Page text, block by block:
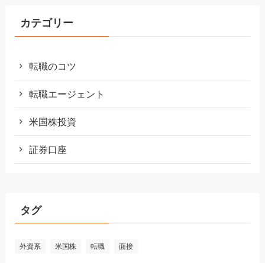
カテゴリー
転職のコツ
転職エージェント
米国株投資
証券口座
タグ
外資系 米国株 転職 面接